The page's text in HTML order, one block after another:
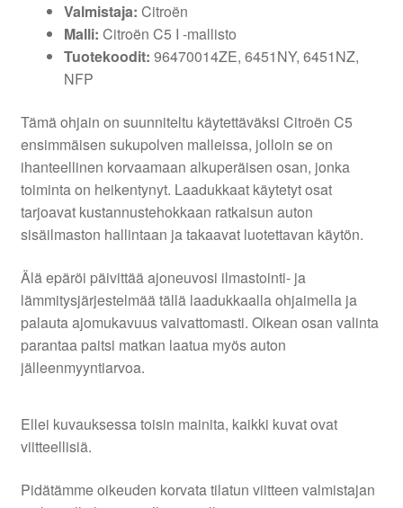
Valmistaja: Citroën
Malli: Citroën C5 I -mallisto
Tuotekoodit: 96470014ZE, 6451NY, 6451NZ,
NFP
Tämä ohjain on suunniteltu käytettäväksi Citroën C5
ensimmäisen sukupolven malleissa, jolloin se on
ihanteellinen korvaamaan alkuperäisen osan, jonka
toiminta on heikentynyt. Laadukkaat käytetyt osat
tarjoavat kustannustehokkaan ratkaisun auton
sisäilmaston hallintaan ja takaavat luotettavan käytön.
Älä epäröi päivittää ajoneuvosi ilmastointi- ja
lämmitysjärjestelmää tällä laadukkaalla ohjaimella ja
palauta ajomukavuus vaivattomasti. Oikean osan valinta
parantaa paitsi matkan laatua myös auton
jälleenmyyntiarvoa.
Ellei kuvauksessa toisin mainita, kaikki kuvat ovat
viitteellisiä.
Pidätämme oikeuden korvata tilatun viitteen valmistajan